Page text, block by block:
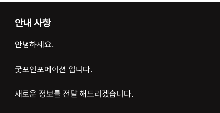
안내 사항
안녕하세요.
굿포인포메이션 입니다.
새로운 정보를 전달 해드리겠습니다.